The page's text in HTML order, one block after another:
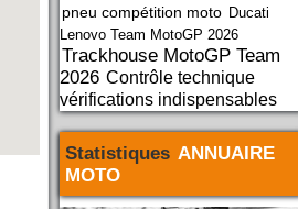
pneu compétition moto Ducati
Lenovo Team MotoGP 2026
Trackhouse MotoGP Team
2026 Contrôle technique
vérifications indispensables
Statistiques ANNUAIRE
MOTO